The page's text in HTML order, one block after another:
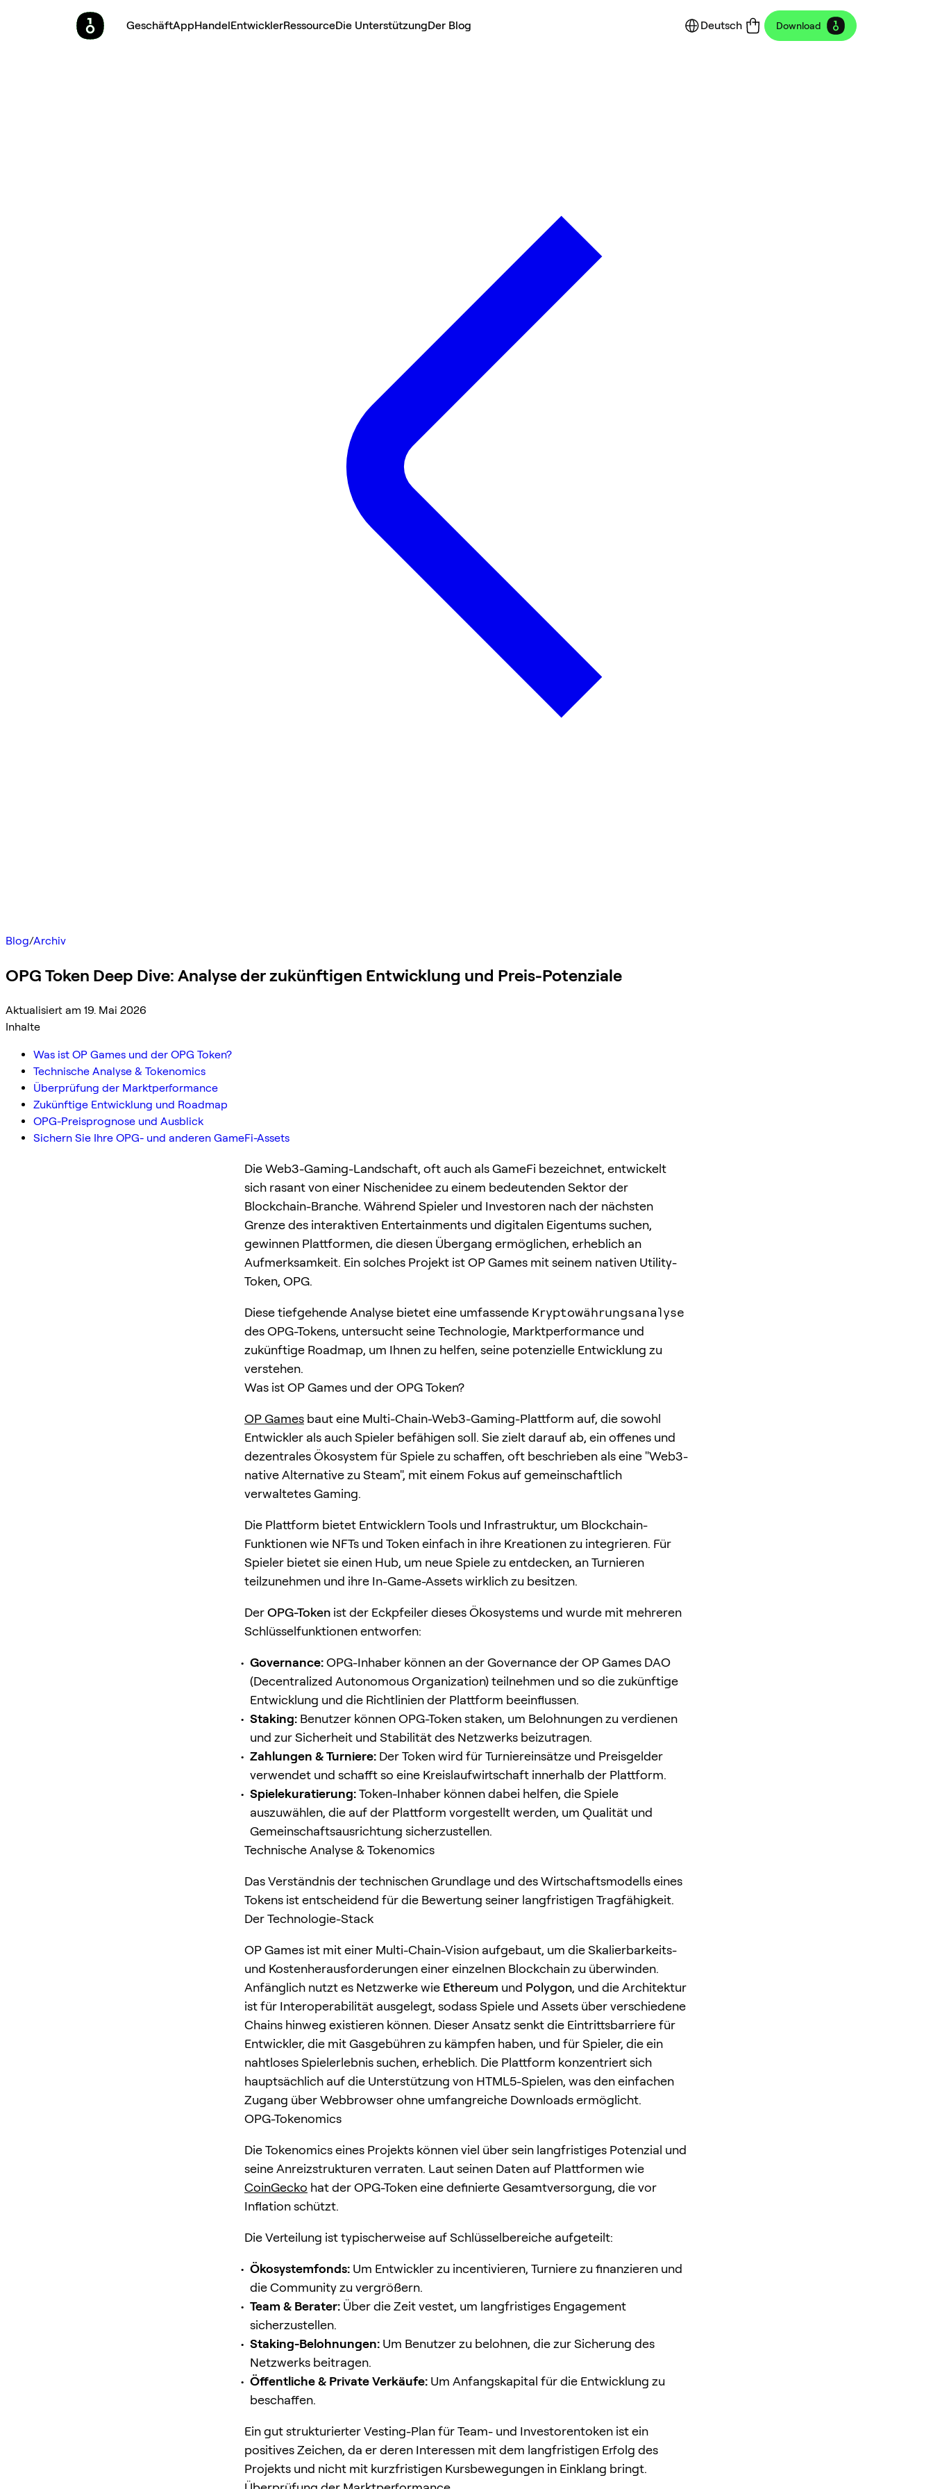
GeschäftAppHandelEntwicklerRessourceDie UnterstützungDer Blog Deutsch Download
Blog/Archiv
OPG Token Deep Dive: Analyse der zukünftigen Entwicklung und Preis-Potenziale
Aktualisiert am 19. Mai 2026
Inhalte
Was ist OP Games und der OPG Token?
Technische Analyse & Tokenomics
Überprüfung der Marktperformance
Zukünftige Entwicklung und Roadmap
OPG-Preisprognose und Ausblick
Sichern Sie Ihre OPG- und anderen GameFi-Assets
Die Web3-Gaming-Landschaft, oft auch als GameFi bezeichnet, entwickelt
sich rasant von einer Nischenidee zu einem bedeutenden Sektor der
Blockchain-Branche. Während Spieler und Investoren nach der nächsten
Grenze des interaktiven Entertainments und digitalen Eigentums suchen,
gewinnen Plattformen, die diesen Übergang ermöglichen, erheblich an
Aufmerksamkeit. Ein solches Projekt ist OP Games mit seinem nativen Utility-
Token, OPG.
Diese tiefgehende Analyse bietet eine umfassende Kryptowährungsanalyse
des OPG-Tokens, untersucht seine Technologie, Marktperformance und
zukünftige Roadmap, um Ihnen zu helfen, seine potenzielle Entwicklung zu
verstehen.
Was ist OP Games und der OPG Token?
OP Games baut eine Multi-Chain-Web3-Gaming-Plattform auf, die sowohl
Entwickler als auch Spieler befähigen soll. Sie zielt darauf ab, ein offenes und
dezentrales Ökosystem für Spiele zu schaffen, oft beschrieben als eine "Web3-
native Alternative zu Steam", mit einem Fokus auf gemeinschaftlich
verwaltetes Gaming.
Die Plattform bietet Entwicklern Tools und Infrastruktur, um Blockchain-
Funktionen wie NFTs und Token einfach in ihre Kreationen zu integrieren. Für
Spieler bietet sie einen Hub, um neue Spiele zu entdecken, an Turnieren
teilzunehmen und ihre In-Game-Assets wirklich zu besitzen.
DerOPG-Token ist der Eckpfeiler dieses Ökosystems und wurde mit mehreren
Schlüsselfunktionen entworfen:
Governance:OPG-Inhaber können an der Governance der OP Games DAO
(Decentralized Autonomous Organization) teilnehmen und so die zukünftige
Entwicklung und die Richtlinien der Plattform beeinflussen.
Staking: Benutzer können OPG-Token staken, um Belohnungen zu verdienen
und zur Sicherheit und Stabilität des Netzwerks beizutragen.
Zahlungen & Turniere: Der Token wird für Turniereinsätze und Preisgelder
verwendet und schafft so eine Kreislaufwirtschaft innerhalb der Plattform.
Spielekuratierung:Token-Inhaber können dabei helfen, die Spiele
auszuwählen, die auf der Plattform vorgestellt werden, um Qualität und
Gemeinschaftsausrichtung sicherzustellen.
Technische Analyse & Tokenomics
Das Verständnis der technischen Grundlage und des Wirtschaftsmodells eines
Tokens ist entscheidend für die Bewertung seiner langfristigen Tragfähigkeit.
Der Technologie-Stack
OP Games ist mit einer Multi-Chain-Vision aufgebaut, um die Skalierbarkeits-
und Kostenherausforderungen einer einzelnen Blockchain zu überwinden.
Anfänglich nutzt es Netzwerke wie Ethereum und Polygon, und die Architektur
ist für Interoperabilität ausgelegt, sodass Spiele und Assets über verschiedene
Chains hinweg existieren können. Dieser Ansatz senkt die Eintrittsbarriere für
Entwickler, die mit Gasgebühren zu kämpfen haben, und für Spieler, die ein
nahtloses Spielerlebnis suchen, erheblich. Die Plattform konzentriert sich
hauptsächlich auf die Unterstützung von HTML5-Spielen, was den einfachen
Zugang über Webbrowser ohne umfangreiche Downloads ermöglicht.
OPG-Tokenomics
Die Tokenomics eines Projekts können viel über sein langfristiges Potenzial und
seine Anreizstrukturen verraten. Laut seinen Daten auf Plattformen wie
CoinGecko hat der OPG-Token eine definierte Gesamtversorgung, die vor
Inflation schützt.
Die Verteilung ist typischerweise auf Schlüsselbereiche aufgeteilt:
Ökosystemfonds: Um Entwickler zu incentivieren, Turniere zu finanzieren und
die Community zu vergrößern.
Team & Berater: Über die Zeit vestet, um langfristiges Engagement
sicherzustellen.
Staking-Belohnungen: Um Benutzer zu belohnen, die zur Sicherung des
Netzwerks beitragen.
Öffentliche & Private Verkäufe: Um Anfangskapital für die Entwicklung zu
beschaffen.
Ein gut strukturierter Vesting-Plan für Team- und Investorentoken ist ein
positives Zeichen, da er deren Interessen mit dem langfristigen Erfolg des
Projekts und nicht mit kurzfristigen Kursbewegungen in Einklang bringt.